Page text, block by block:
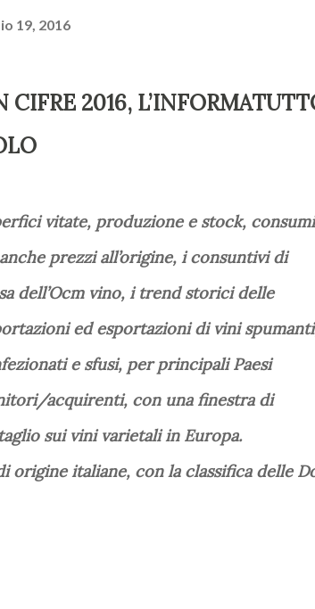
19, 2016
2016,
vitate, produzione e stock,
prezzi all’origine, i consuntivi di
dell’Ocm vino, i trend storici delle
ed esportazioni di vini
e sfusi, per principali Paesi
acquirenti, con una finestra di
sui vini varietali in Europa.
italiane, con la classifica delle